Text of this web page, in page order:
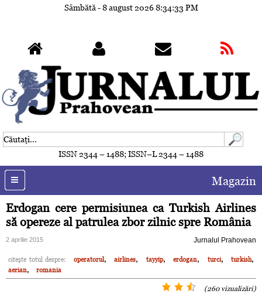
Sâmbătă - 8 august 20268:34:36 PM
ISSN 2344 – 1488; ISSN–L 2344 – 1488
Magazin
Erdogan cere permisiunea ca Turkish Airlines
să opereze al patrulea zbor zilnic spre România
2 aprilie 2015 Jurnalul Prahovean
citeşte totul despre: operatorul, airlines, tayyip, erdogan, turci, turkish,
aerian, romania
(260 vizualizări)